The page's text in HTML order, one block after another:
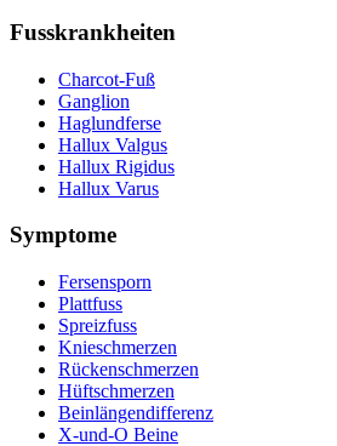
Fusskrankheiten
Charcot-Fuß
Ganglion
Haglundferse
Hallux Valgus
Hallux Rigidus
Hallux Varus
Symptome
Fersensporn
Plattfuss
Spreizfuss
Knieschmerzen
Rückenschmerzen
Hüftschmerzen
Beinlängendifferenz
X-und-O Beine